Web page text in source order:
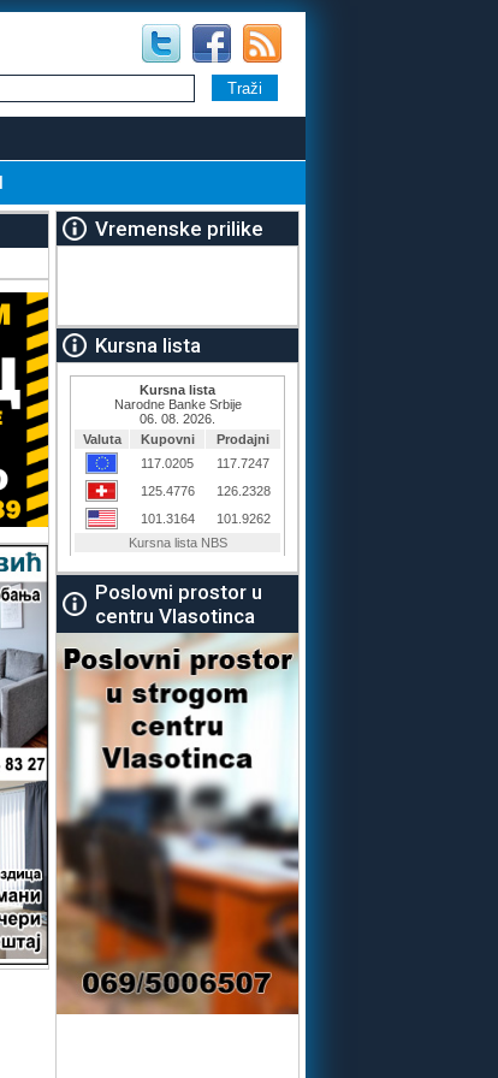
Vremenske prilike
Kursna lista
Poslovni prostor u
centru Vlasotinca